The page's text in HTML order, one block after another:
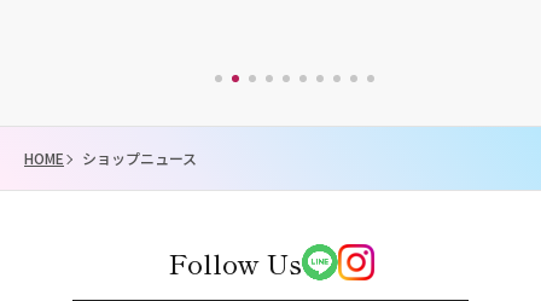
HOME ショップニュース
Follow Us